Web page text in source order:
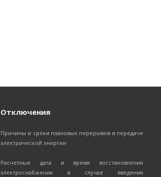
Отключения
Причины и сроки плановых перерывов в передаче
электрической энергии
Расчетные дата и время восстановления
электроснабжения в случае введения